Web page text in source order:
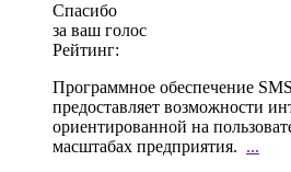
Спасибо
за ваш голос
Рейтинг:
Программное обеспечение
предоставляет возможности
ориентированной на
масштабах предприятия. ...